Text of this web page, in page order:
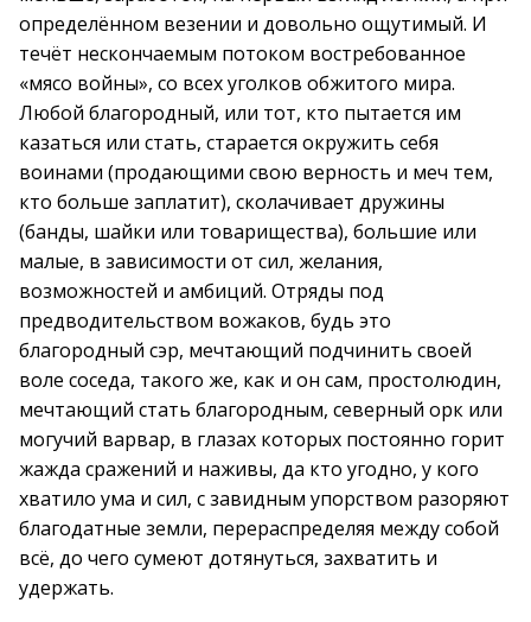
определённом везении и довольно ощутимый. И
течёт нескончаемым потоком востребованное
«мясо войны», со всех уголков обжитого мира.
Любой благородный, или тот, кто пытается им
казаться или стать, старается окружить себя
воинами (продающими свою верность и меч тем,
кто больше заплатит), сколачивает дружины
(банды, шайки или товарищества), большие или
малые, в зависимости от сил, желания,
возможностей и амбиций. Отряды под
предводительством вожаков, будь это
благородный сэр, мечтающий подчинить своей
воле соседа, такого же, как и он сам, простолюдин,
мечтающий стать благородным, северный орк или
могучий варвар, в глазах которых постоянно горит
жажда сражений и наживы, да кто угодно, у кого
хватило ума и сил, с завидным упорством разоряют
благодатные земли, перераспределяя между собой
всё, до чего сумеют дотянуться, захватить и
удержать.